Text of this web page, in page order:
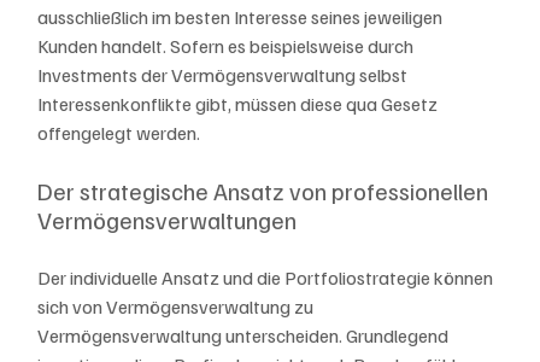
ausschließlich im besten Interesse seines jeweiligen
Kunden handelt. Sofern es beispielsweise durch
Investments der Vermögensverwaltung selbst
Interessenkonflikte gibt, müssen diese qua Gesetz
offengelegt werden.
Der strategische Ansatz von professionellen
Vermögensverwaltungen
Der individuelle Ansatz und die Portfoliostrategie können
sich von Vermögensverwaltung zu
Vermögensverwaltung unterscheiden. Grundlegend